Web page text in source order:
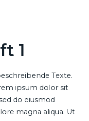
1
Texte.
ipsum dolor sit
do eiusmod
magna aliqua. Ut